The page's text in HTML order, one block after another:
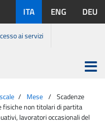
disponibili:
ITA ENG DEU
ai servizi
Apri
menu
Mese
Scadenze
fisiche non titolari di partita
lavoratori occasionali del